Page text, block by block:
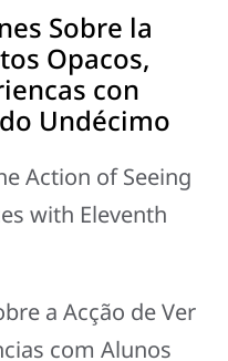
Sobre la
Opacos,
con
Undécimo
Action of Seeing
with Eleventh
a Acção de Ver
com Alunos